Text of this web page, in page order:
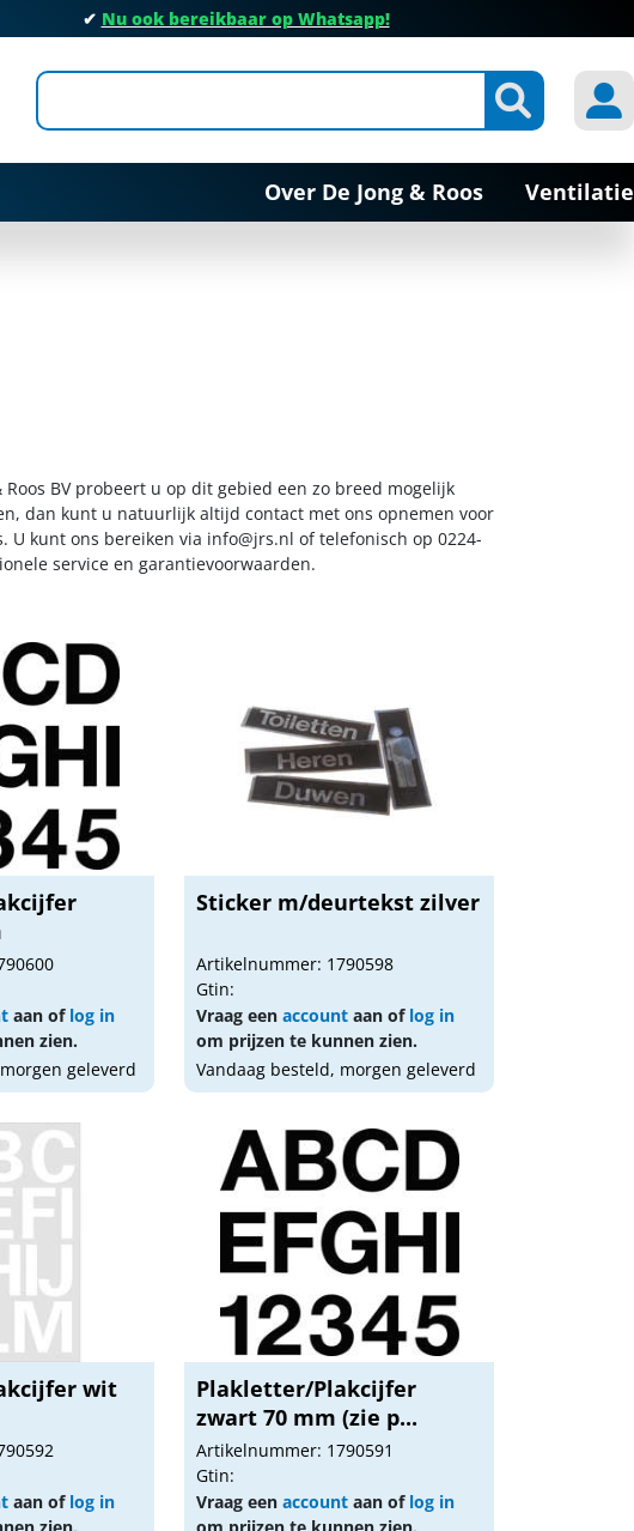
✔ Nu ook bereikbaar op Whatsapp!
Over De Jong & Roos Ventilatie
BV probeert u op dit gebied een zo breed mogelijk
dan kunt u natuurlijk altijd contact met ons opnemen voor
U kunt ons bereiken via info@jrs.nl of telefonisch op 0224-
service en garantievoorwaarden.
aan of log in
zien.
geleverd
Sticker m/deurtekst zilver
Artikelnummer: 1790598
Gtin:
Vraag eenaccount aan of log in
om prijzen te kunnen zien.
Vandaag besteld, morgen geleverd
wit
aan of log in
Plakletter/Plakcijfer
zwart 70 mm (zie p...
Artikelnummer: 1790591
Gtin:
Vraag eenaccount aan of log in